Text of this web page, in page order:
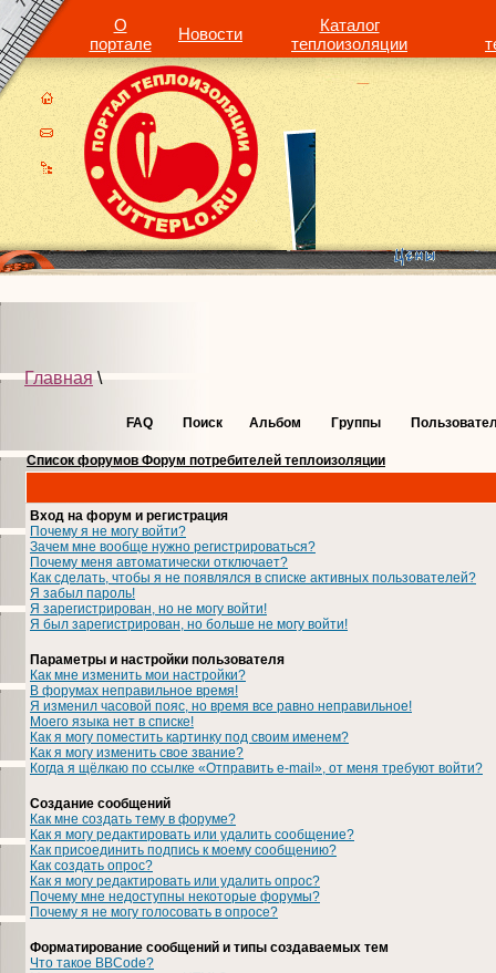
О
портале
Новости
Каталог
теплоизоляции
Главная\
FAQ Поиск Альбом Группы
Список форумов Форум потребителей теплоизоляции
Вход на форум и регистрация
Почему я не могу войти?
Зачем мне вообще нужно регистрироваться?
Почему меня автоматически отключает?
Как сделать, чтобы я не появлялся в списке активных пользователей?
Я забыл пароль!
Я зарегистрирован, но не могу войти!
Я был зарегистрирован, но больше не могу войти!
Параметры и настройки пользователя
Как мне изменить мои настройки?
В форумах неправильное время!
Я изменил часовой пояс, но время все равно неправильное!
Моего языка нет в списке!
Как я могу поместить картинку под своим именем?
Как я могу изменить свое звание?
Когда я щёлкаю по ссылке «Отправить e-mail», от меня требуют войти?
Создание сообщений
Как мне создать тему в форуме?
Как я могу редактировать или удалить сообщение?
Как присоединить подпись к моему сообщению?
Как создать опрос?
Как я могу редактировать или удалить опрос?
Почему мне недоступны некоторые форумы?
Почему я не могу голосовать в опросе?
Форматирование сообщений и типы создаваемых тем
Что такое BBCode?